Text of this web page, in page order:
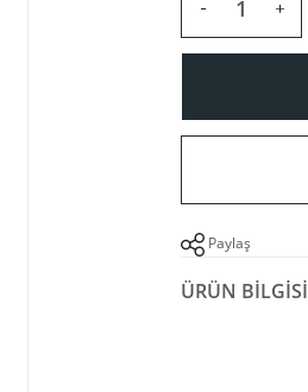
Paylaş
ÜRÜN BILGISI